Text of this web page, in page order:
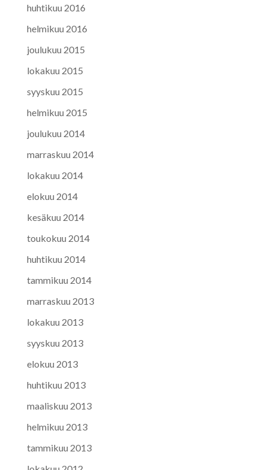
huhtikuu 2016
helmikuu 2016
joulukuu 2015
lokakuu 2015
syyskuu 2015
helmikuu 2015
joulukuu 2014
marraskuu 2014
lokakuu 2014
elokuu 2014
kesäkuu 2014
toukokuu 2014
huhtikuu 2014
tammikuu 2014
marraskuu 2013
lokakuu 2013
syyskuu 2013
elokuu 2013
huhtikuu 2013
maaliskuu 2013
helmikuu 2013
tammikuu 2013